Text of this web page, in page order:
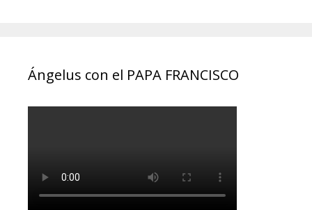
Ángelus con el PAPA FRANCISCO